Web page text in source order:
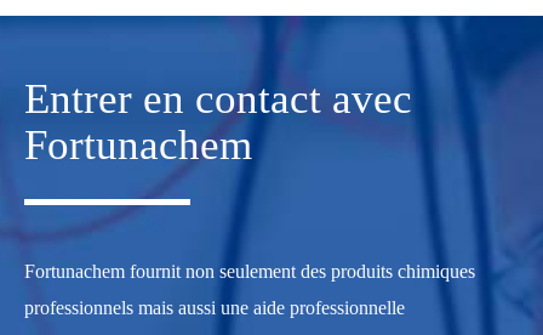
Entrer en contact avec
Fortunachem
Fortunachem fournit non seulement des produits chimiques
professionnels mais aussi une aide professionnelle